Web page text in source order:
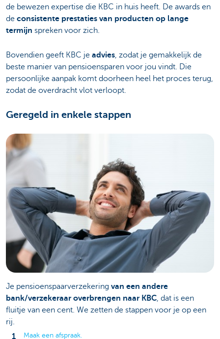
de bewezen expertise die KBC in huis heeft. De awards en
de consistente prestaties van producten op lange
termijn spreken voor zich.
Bovendien geeft KBC je advies, zodat je gemakkelijk de
beste manier van pensioensparen voor jou vindt. Die
persoonlijke aanpak komt doorheen heel het proces terug,
zodat de overdracht vlot verloopt.
Geregeld in enkele stappen
Je pensioenspaarverzekering van een andere
bank/verzekeraar overbrengen naar KBC, dat is een
fluitje van een cent. We zetten de stappen voor je op een
rij.
Maak een afspraak.